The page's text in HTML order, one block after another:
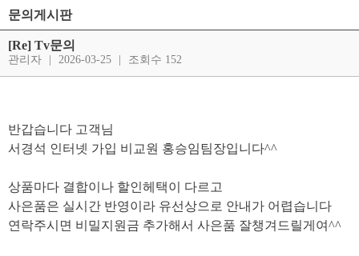
문의게시판
[Re] Tv문의
관리자 2026-03-25 조회수 152
반갑습니다 고객님
서경석 인터넷 가입 비교원 홍승임팀장입니다^^
상품마다 결합이나 할인헤택이 다르고
사은품은 실시간 반영이라 유선상으로 안내가 어렵습니다
연락주시면 비밀지원금 추가해서 사은품 잘챙겨드릴게여^^